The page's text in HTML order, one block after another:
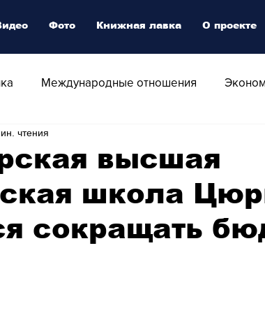
Международные отношения
искусства Swiss Афиша Стиль
высшая
школа
сокращать
чтения
Фото Книжная лавка О проекте